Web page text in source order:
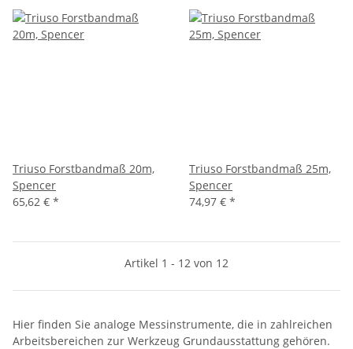
Triuso Forstbandmaß 20m,
Spencer
65,62 € *
Triuso Forstbandmaß 25m,
Spencer
74,97 € *
Artikel 1 - 12 von 12
Hier finden Sie analoge Messinstrumente, die in zahlreichen
Arbeitsbereichen zur Werkzeug Grundausstattung gehören.